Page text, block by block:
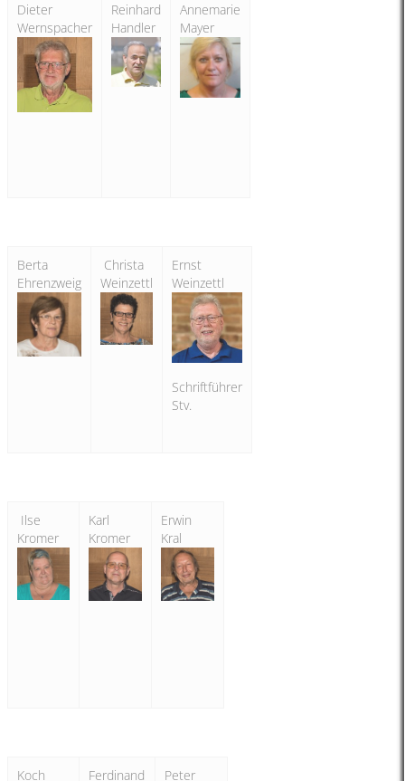
Dieter
Wernspacher
Reinhard
Handler
Annemarie
Mayer
Berta
Ehrenzweig
Christa
Weinzettl
Ernst
Weinzettl
Schriftführer
Stv.
Ilse
Kromer
Karl
Kromer
Erwin
Kral
Koch Ferdinand Peter